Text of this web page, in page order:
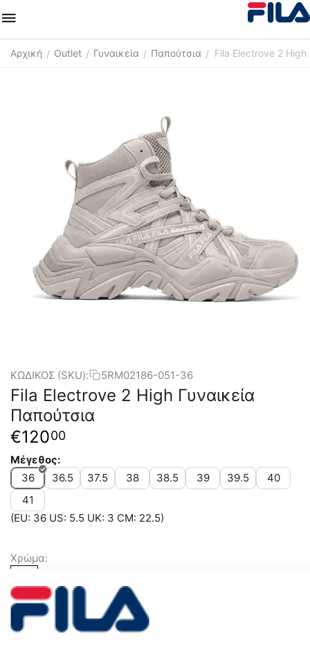
Αρχική / Outlet / Γυναικεία / Παπούτσια / Fila Electrove 2 High
ΚΩΔΙΚΟΣ (SKU): 5RM02186-051-36
Fila Electrove 2 High Γυναικεία
Παπούτσια
€12000
Μέγεθος:
36
36.5 37.5 38 38.5 39 39.5
40
41
(EU: 36 US: 5.5 UK: 3 CM: 22.5)
Χρώμα:
+
− Προσθήκη στο Καλάθι